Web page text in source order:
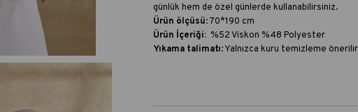
günlük hem de özel günlerde kullanabilirsiniz.
Ürün ölçüsü: 70*190 cm
Ürün İçeriği:%52 Viskon %48 Polyester
Yıkama talimatı:Yalnızca kuru temizleme